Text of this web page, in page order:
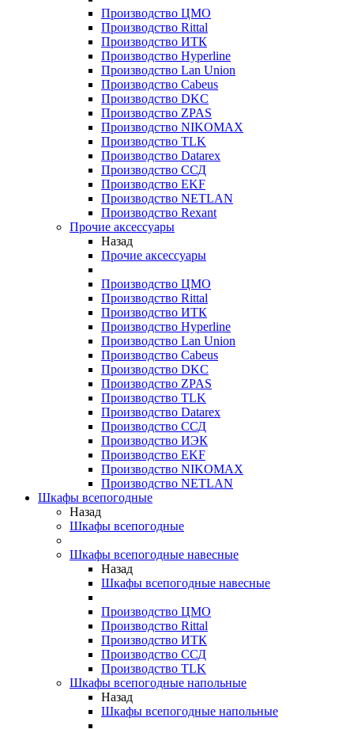
Производство ЦМО
Производство Rittal
Производство ИТК
Производство Hyperline
Производство Lan Union
Производство Cabeus
Производство DKC
Производство ZPAS
Производство NIKOMAX
Производство TLK
Производство Datarex
Производство ССД
Производство EKF
Производство NETLAN
Производство Rexant
Прочие аксеcсуары
Назад
Прочие аксеcсуары
Производство ЦМО
Производство Rittal
Производство ИТК
Производство Hyperline
Производство Lan Union
Производство Cabeus
Производство DKC
Производство ZPAS
Производство TLK
Производство Datarex
Производство ССД
Производство ИЭК
Производство EKF
Производство NIKOMAX
Производство NETLAN
Шкафы всепогодные
Назад
Шкафы всепогодные
Шкафы всепогодные навесные
Назад
Шкафы всепогодные навесные
Производство ЦМО
Производство Rittal
Производство ИТК
Производство ССД
Производство TLK
Шкафы всепогодные напольные
Назад
Шкафы всепогодные напольные